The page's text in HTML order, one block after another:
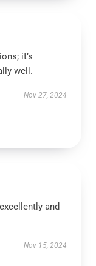
it’s
well.
Nov 27, 2024
and
Nov 15, 2024